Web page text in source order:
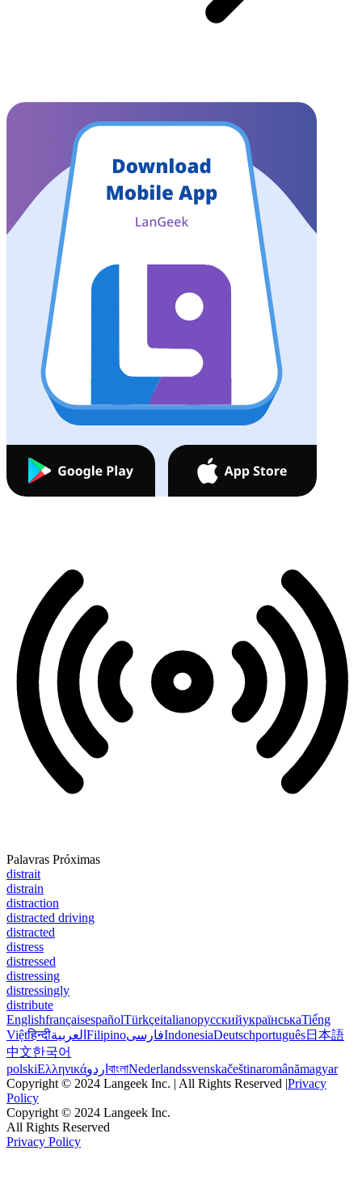
Palavras Próximas
distrait
distrain
distraction
distracted driving
distracted
distress
distressed
distressing
distressingly
distribute
EnglishfrançaisespañolTürkçeitalianoрусскийукраїнськаTiếng
Việtहिन्दीالعربية FilipinoفارسیIndonesiaDeutschportuguês日本語
中文한국어
polskiΕλληνικάاردو বাংলাNederlandssvenskačeštinaromânămagyar
Copyright © 2024 Langeek Inc. | All Rights Reserved |Privacy
Policy
Copyright © 2024 Langeek Inc.
All Rights Reserved
Privacy Policy